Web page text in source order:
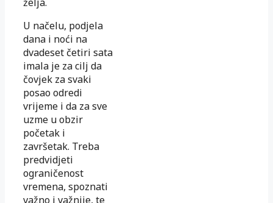
U načelu, podjela
dana i noći na
dvadeset četiri sata
imala je za cilj da
čovjek za svaki
posao odredi
vrijeme i da za sve
uzme u obzir
početak i
završetak. Treba
predvidjeti
ograničenost
vremena, spoznati
važno i važnije, te